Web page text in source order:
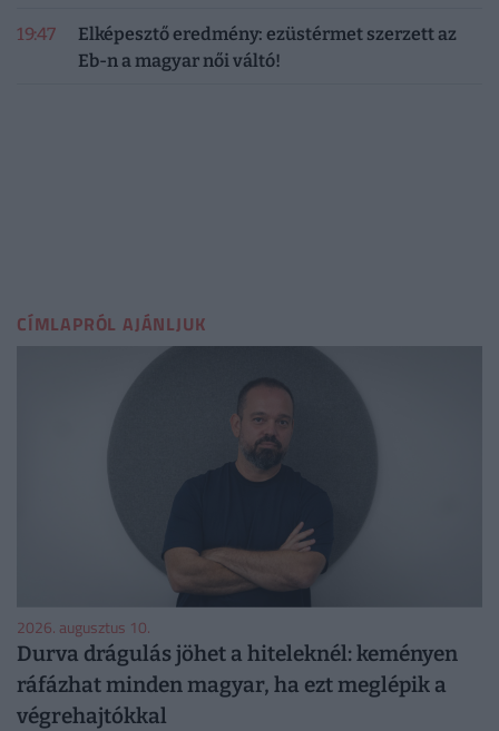
19:47
Elképesztő eredmény: ezüstérmet szerzett az
Eb-n a magyar női váltó!
CÍMLAPRÓL AJÁNLJUK
2026. augusztus 10.
Durva drágulás jöhet a hiteleknél: keményen
ráfázhat minden magyar, ha ezt meglépik a
végrehajtókkal